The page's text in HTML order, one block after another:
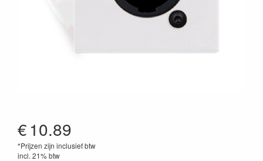
€10.89
*Prijzen zijn inclusief btw
incl. 21% btw